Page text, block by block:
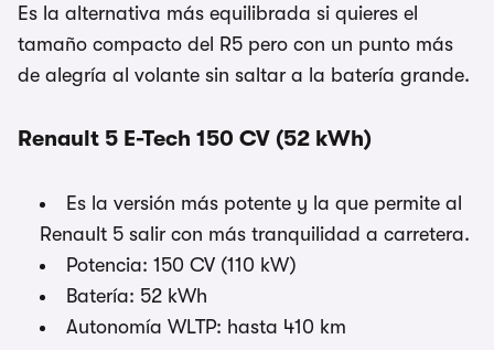
Es la alternativa más equilibrada si quieres el
tamaño compacto del R5 pero con un punto más
de alegría al volante sin saltar a la batería grande.
Renault 5 E-Tech 150 CV (52 kWh)
Es la versión más potente y la que permite al
Renault 5 salir con más tranquilidad a carretera.
Potencia: 150 CV (110 kW)
Batería: 52 kWh
Autonomía WLTP: hasta 410 km